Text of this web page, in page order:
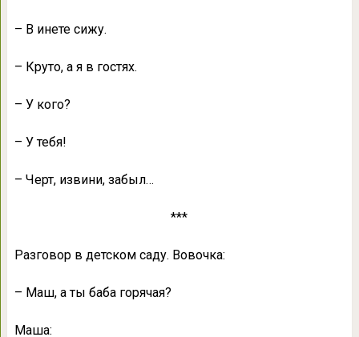
– В инете сижу.
– Круто, а я в гостях.
– У кого?
– У тебя!
– Черт, извини, забыл…
***
Разговор в детском саду. Вовочка:
– Маш, а ты баба горячая?
Маша: